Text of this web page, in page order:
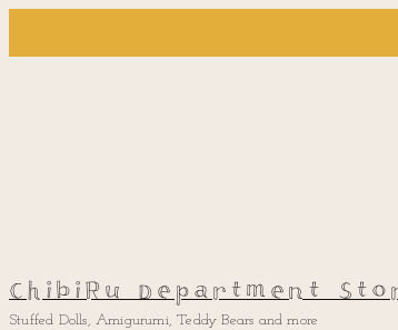
ChibiRu Department
Stuffed Dolls, Amigurumi, Teddy Bears and more